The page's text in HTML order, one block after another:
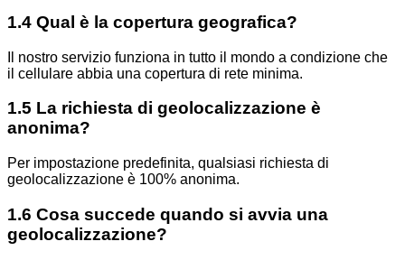
1.4 Qual è la copertura geografica?
Il nostro servizio funziona in tutto il mondo a condizione che
il cellulare abbia una copertura di rete minima.
1.5 La richiesta di geolocalizzazione è
anonima?
Per impostazione predefinita, qualsiasi richiesta di
geolocalizzazione è 100% anonima.
1.6 Cosa succede quando si avvia una
geolocalizzazione?